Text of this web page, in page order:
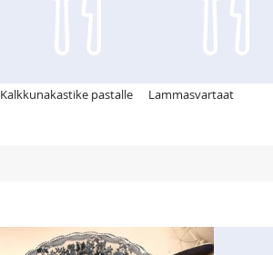
Kalkkunakastike pastalle Lammasvartaat